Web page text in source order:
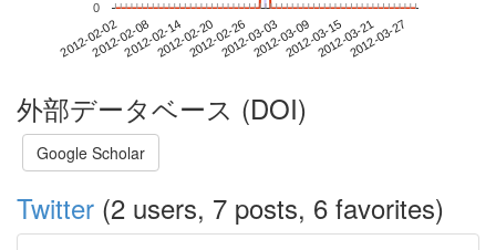
2012-02-022012-02-082012-02-142012-02-202012-02-262012-03-032012-03-092012-03-152012-03-212012-03-27
0
外部データベース (DOI)
Google Scholar
Twitter (2 users, 7 posts, 6 favorites)